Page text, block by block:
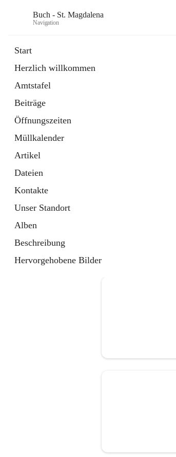
Buch - St. Magdalena
Navigation
Start
Herzlich willkommen
Amtstafel
Beiträge
Öffnungszeiten
Müllkalender
Artikel
Dateien
Kontakte
Unser Standort
Alben
Beschreibung
Hervorgehobene Bilder